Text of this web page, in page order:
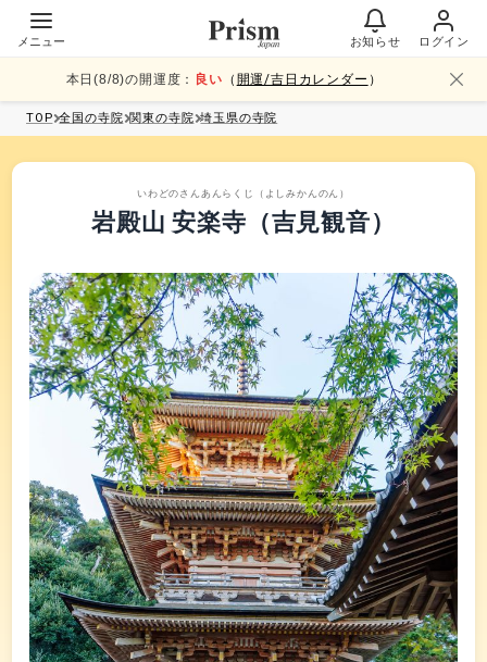
メニュー お知らせ ログイン
本日(8/8)の開運度： 良い （ 開運/吉日カレンダー ）
TOP 全国の寺院 関東の寺院 埼玉県の寺院
いわどのさんあんらくじ（よしみかんのん）
岩殿山 安楽寺（吉見観音）